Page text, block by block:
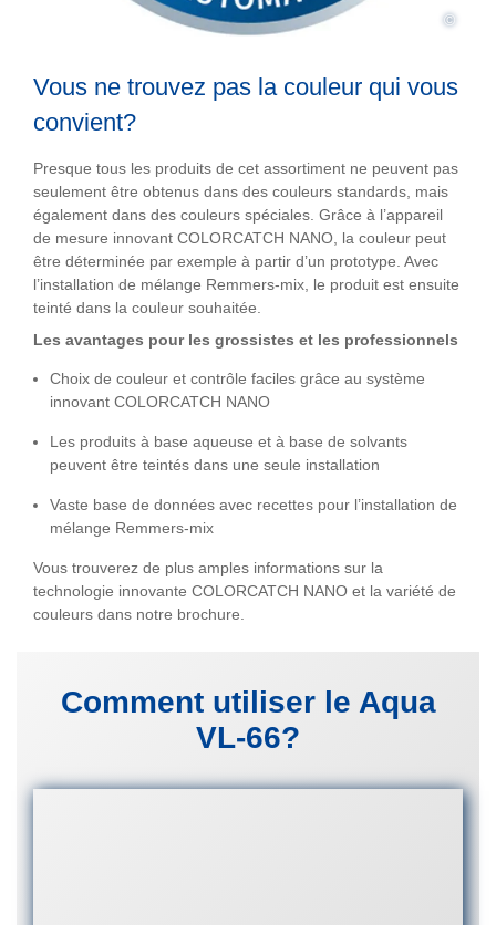
©
Vous ne trouvez pas la couleur qui vous
convient?
Presque tous les produits de cet assortiment ne peuvent pas
seulement être obtenus dans des couleurs standards, mais
également dans des couleurs spéciales. Grâce à l’appareil
de mesure innovant COLORCATCH NANO, la couleur peut
être déterminée par exemple à partir d’un prototype. Avec
l’installation de mélange Remmers-mix, le produit est ensuite
teinté dans la couleur souhaitée.
Les avantages pour les grossistes et les professionnels
Choix de couleur et contrôle faciles grâce au système
innovant COLORCATCH NANO
Les produits à base aqueuse et à base de solvants
peuvent être teintés dans une seule installation
Vaste base de données avec recettes pour l’installation de
mélange Remmers-mix
Vous trouverez de plus amples informations sur la
technologie innovante COLORCATCH NANO et la variété de
couleurs dans notre brochure.
Comment utiliser le Aqua
VL-66?